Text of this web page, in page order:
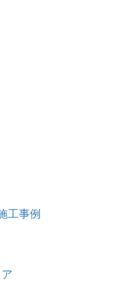
工事例